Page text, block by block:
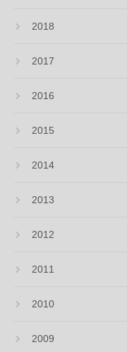
2018
2017
2016
2015
2014
2013
2012
2011
2010
2009